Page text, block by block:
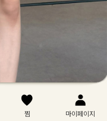
찜 마이페이지